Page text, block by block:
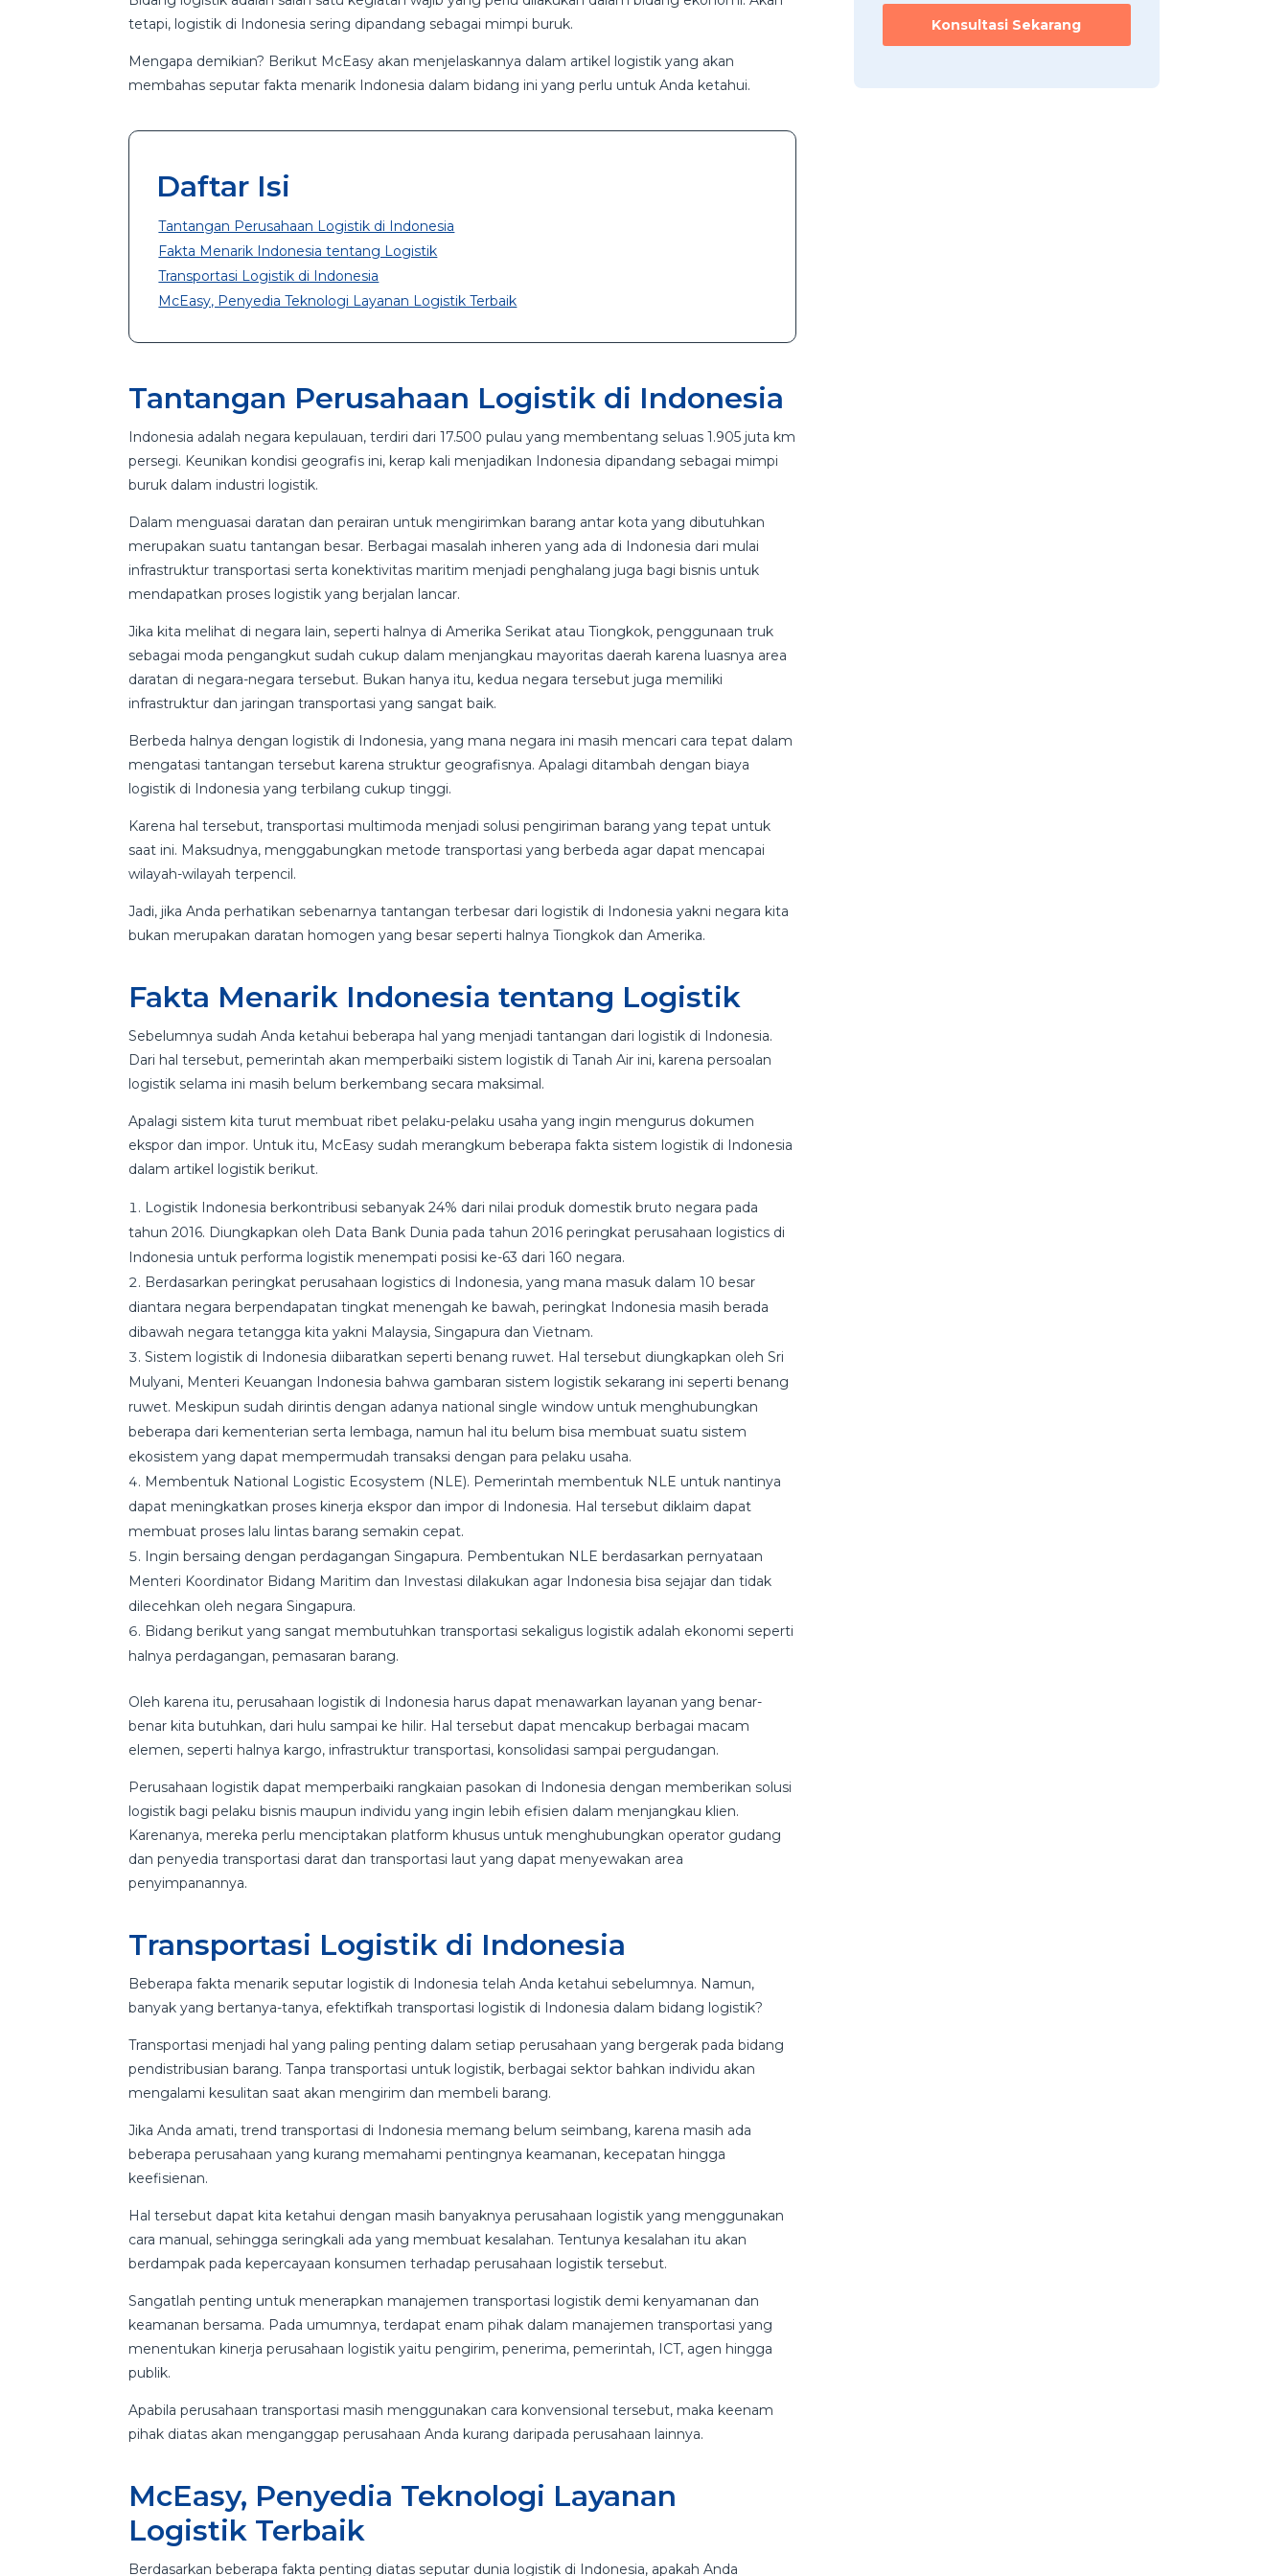
tetapi, logistik di Indonesia sering dipandang sebagai mimpi buruk.
Mengapa demikian? Berikut McEasy akan menjelaskannya dalam artikel logistik yang akan
membahas seputar fakta menarik Indonesia dalam bidang ini yang perlu untuk Anda ketahui.
Daftar Isi
Tantangan Perusahaan Logistik di Indonesia
Fakta Menarik Indonesia tentang Logistik
Transportasi Logistik di Indonesia
McEasy, Penyedia Teknologi Layanan Logistik Terbaik
Tantangan Perusahaan Logistik di Indonesia
Indonesia adalah negara kepulauan, terdiri dari 17.500 pulau yang membentang seluas 1.905 juta km
persegi. Keunikan kondisi geografis ini, kerap kali menjadikan Indonesia dipandang sebagai mimpi
buruk dalam industri logistik.
Dalam menguasai daratan dan perairan untuk mengirimkan barang antar kota yang dibutuhkan
merupakan suatu tantangan besar. Berbagai masalah inheren yang ada di Indonesia dari mulai
infrastruktur transportasi serta konektivitas maritim menjadi penghalang juga bagi bisnis untuk
mendapatkan proses logistik yang berjalan lancar.
Jika kita melihat di negara lain, seperti halnya di Amerika Serikat atau Tiongkok, penggunaan truk
sebagai moda pengangkut sudah cukup dalam menjangkau mayoritas daerah karena luasnya area
daratan di negara-negara tersebut. Bukan hanya itu, kedua negara tersebut juga memiliki
infrastruktur dan jaringan transportasi yang sangat baik.
Berbeda halnya dengan logistik di Indonesia, yang mana negara ini masih mencari cara tepat dalam
mengatasi tantangan tersebut karena struktur geografisnya. Apalagi ditambah dengan biaya
logistik di Indonesia yang terbilang cukup tinggi.
Karena hal tersebut, transportasi multimoda menjadi solusi pengiriman barang yang tepat untuk
saat ini. Maksudnya, menggabungkan metode transportasi yang berbeda agar dapat mencapai
wilayah-wilayah terpencil.
Jadi, jika Anda perhatikan sebenarnya tantangan terbesar dari logistik di Indonesia yakni negara kita
bukan merupakan daratan homogen yang besar seperti halnya Tiongkok dan Amerika.
Fakta Menarik Indonesia tentang Logistik
Sebelumnya sudah Anda ketahui beberapa hal yang menjadi tantangan dari logistik di Indonesia.
Dari hal tersebut, pemerintah akan memperbaiki sistem logistik di Tanah Air ini, karena persoalan
logistik selama ini masih belum berkembang secara maksimal.
Apalagi sistem kita turut membuat ribet pelaku-pelaku usaha yang ingin mengurus dokumen
ekspor dan impor. Untuk itu, McEasy sudah merangkum beberapa fakta sistem logistik di Indonesia
dalam artikel logistik berikut.
Logistik Indonesia berkontribusi sebanyak 24% dari nilai produk domestik bruto negara pada
tahun 2016. Diungkapkan oleh Data Bank Dunia pada tahun 2016 peringkat perusahaan logistics di
Indonesia untuk performa logistik menempati posisi ke-63 dari 160 negara.
Berdasarkan peringkat perusahaan logistics di Indonesia, yang mana masuk dalam 10 besar
diantara negara berpendapatan tingkat menengah ke bawah, peringkat Indonesia masih berada
dibawah negara tetangga kita yakni Malaysia, Singapura dan Vietnam.
Sistem logistik di Indonesia diibaratkan seperti benang ruwet. Hal tersebut diungkapkan oleh Sri
Mulyani, Menteri Keuangan Indonesia bahwa gambaran sistem logistik sekarang ini seperti benang
ruwet. Meskipun sudah dirintis dengan adanya national single window untuk menghubungkan
beberapa dari kementerian serta lembaga, namun hal itu belum bisa membuat suatu sistem
ekosistem yang dapat mempermudah transaksi dengan para pelaku usaha.
Membentuk National Logistic Ecosystem (NLE). Pemerintah membentuk NLE untuk nantinya
dapat meningkatkan proses kinerja ekspor dan impor di Indonesia. Hal tersebut diklaim dapat
membuat proses lalu lintas barang semakin cepat.
Ingin bersaing dengan perdagangan Singapura. Pembentukan NLE berdasarkan pernyataan
Menteri Koordinator Bidang Maritim dan Investasi dilakukan agar Indonesia bisa sejajar dan tidak
dilecehkan oleh negara Singapura.
Bidang berikut yang sangat membutuhkan transportasi sekaligus logistik adalah ekonomi seperti
halnya perdagangan, pemasaran barang.
Oleh karena itu, perusahaan logistik di Indonesia harus dapat menawarkan layanan yang benar-
benar kita butuhkan, dari hulu sampai ke hilir. Hal tersebut dapat mencakup berbagai macam
elemen, seperti halnya kargo, infrastruktur transportasi, konsolidasi sampai pergudangan.
Perusahaan logistik dapat memperbaiki rangkaian pasokan di Indonesia dengan memberikan solusi
logistik bagi pelaku bisnis maupun individu yang ingin lebih efisien dalam menjangkau klien.
Karenanya, mereka perlu menciptakan platform khusus untuk menghubungkan operator gudang
dan penyedia transportasi darat dan transportasi laut yang dapat menyewakan area
penyimpanannya.
Transportasi Logistik di Indonesia
Beberapa fakta menarik seputar logistik di Indonesia telah Anda ketahui sebelumnya. Namun,
banyak yang bertanya-tanya, efektifkah transportasi logistik di Indonesia dalam bidang logistik?
Transportasi menjadi hal yang paling penting dalam setiap perusahaan yang bergerak pada bidang
pendistribusian barang. Tanpa transportasi untuk logistik, berbagai sektor bahkan individu akan
mengalami kesulitan saat akan mengirim dan membeli barang.
Jika Anda amati, trend transportasi di Indonesia memang belum seimbang, karena masih ada
beberapa perusahaan yang kurang memahami pentingnya keamanan, kecepatan hingga
keefisienan.
Hal tersebut dapat kita ketahui dengan masih banyaknya perusahaan logistik yang menggunakan
cara manual, sehingga seringkali ada yang membuat kesalahan. Tentunya kesalahan itu akan
berdampak pada kepercayaan konsumen terhadap perusahaan logistik tersebut.
Sangatlah penting untuk menerapkan manajemen transportasi logistik demi kenyamanan dan
keamanan bersama. Pada umumnya, terdapat enam pihak dalam manajemen transportasi yang
menentukan kinerja perusahaan logistik yaitu pengirim, penerima, pemerintah, ICT, agen hingga
publik.
Apabila perusahaan transportasi masih menggunakan cara konvensional tersebut, maka keenam
pihak diatas akan menganggap perusahaan Anda kurang daripada perusahaan lainnya.
McEasy, Penyedia Teknologi Layanan
Logistik Terbaik
Berdasarkan beberapa fakta penting diatas seputar dunia logistik di Indonesia, apakah Anda
Konsultasi Sekarang